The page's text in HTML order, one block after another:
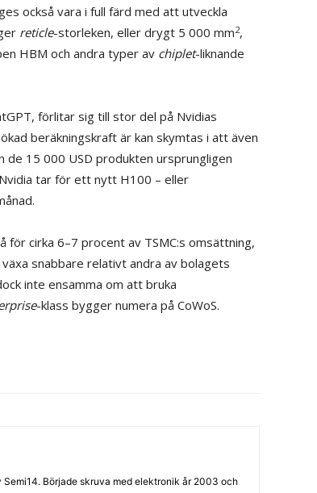
också vara i full färd med att utveckla
reticle-storleken, eller drygt 5 000 mm2,
HBM och andra typer av chiplet-liknande
förlitar sig till stor del på Nvidias
beräkningskraft är kan skymtas i att även
15 000 USD produkten ursprungligen
tar för ett nytt H100 – eller
cirka 6–7 procent av TSMC:s omsättning,
snabbare relativt andra av bolagets
inte ensamma om att bruka
-klass bygger numera på CoWoS.
Började skruva med elektronik år 2003 och